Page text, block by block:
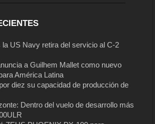
la US Navy retira del servicio al C-2
a Guilhem Mallet como nuevo
América Latina
diez su capacidad de producción de
Dentro del vuelo de desarrollo más